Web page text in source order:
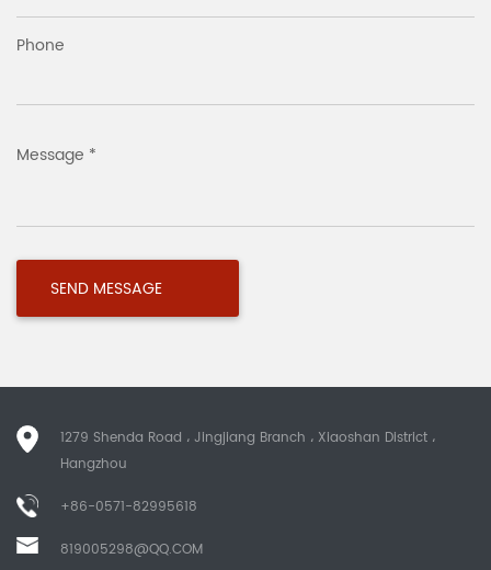
Phone
Message *
1279 Shenda Road ، Jingjiang Branch ، Xiaoshan District ،
Hangzhou
+86-0571-82995618
819005298@QQ.COM